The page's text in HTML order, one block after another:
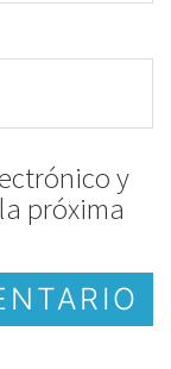
y
próxima